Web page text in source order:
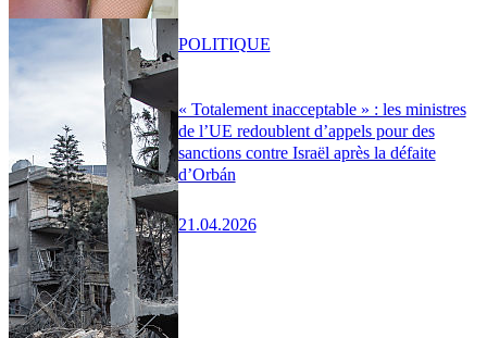
« Totalement inacceptable » : les ministres
de l’UE redoublent d’appels pour des
sanctions contre Israël après la défaite
d’Orbán
21.04.2026
POLITIQUE